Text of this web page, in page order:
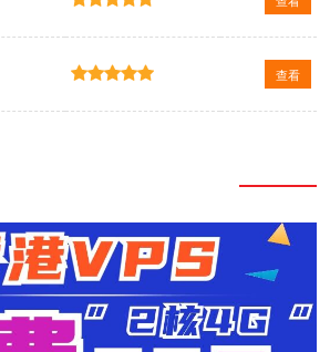
查看